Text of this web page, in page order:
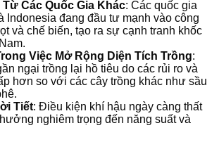
Các Quốc Gia Khác: Các quốc gia
Indonesia đang đầu tư mạnh vào công
và chế biến, tạo ra sự cạnh tranh khốc
Việc Mở Rộng Diện Tích Trồng:
ngại trồng lại hồ tiêu do các rủi ro và
hơn so với các cây trồng khác như sầu
Tiết: Điều kiện khí hậu ngày càng thất
nghiêm trọng đến năng suất và